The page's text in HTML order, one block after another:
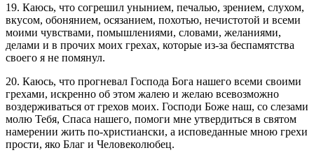
19. Каюсь, что согрешил унынием, печалью, зрением, слухом,
вкусом, обонянием, осязанием, похотью, нечистотой и всеми
моими чувствами, помышлениями, словами, желаниями,
делами и в прочих моих грехах, которые из-за беспамятства
своего я не помянул.
20. Каюсь, что прогневал Господа Бога нашего всеми своими
грехами, искренно об этом жалею и желаю всевозможно
воздерживаться от грехов моих. Господи Боже наш, со слезами
молю Тебя, Спаса нашего, помоги мне утвердиться в святом
намерении жить по-христиански, а исповеданные мною грехи
прости, яко Благ и Человеколюбец.